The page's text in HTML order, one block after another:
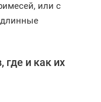
или с
где и как их